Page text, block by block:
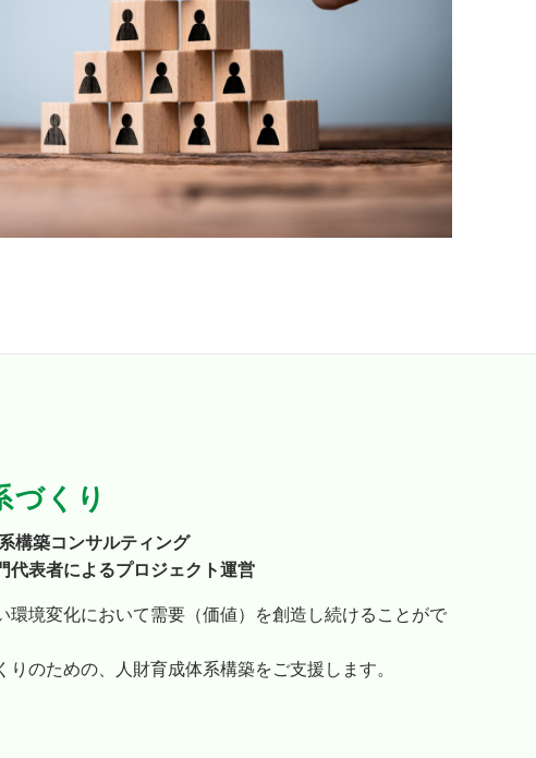
づくり
構築コンサルティング
代表者によるプロジェクト運営
環境変化において需要（価値）を創造し続けることがで
りのための、人財育成体系構築をご支援します。